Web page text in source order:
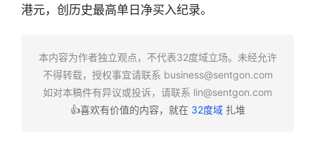
业
港元，创历史最高单日净买入纪录。
本内容为作者独立观点，不代表32度域立场。未经允许
不得转载，授权事宜请联系 business@sentgon.com
如对本稿件有异议或投诉，请联系 lin@sentgon.com
👍喜欢有价值的内容，就在 32度域扎堆